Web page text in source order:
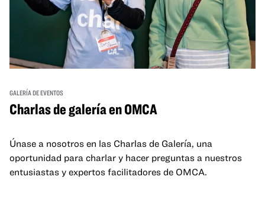
GALERÍA DE EVENTOS
Charlas de galería en OMCA
Únase a nosotros en las Charlas de Galería, una
oportunidad para charlar y hacer preguntas a nuestros
entusiastas y expertos facilitadores de OMCA.